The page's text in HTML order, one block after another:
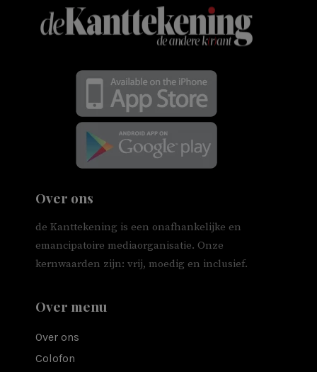
Over ons
de Kanttekening is een onafhankelijke en
emancipatoire mediaorganisatie. Onze
kernwaarden zijn: vrij, moedig en inclusief.
Over menu
Over ons
Colofon